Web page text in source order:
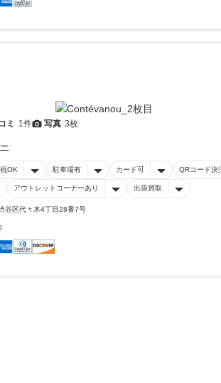
ミ 1件 写真 3枚
OK 駐車場有 カード可 QRコード決
アウトレットコーナーあり 出張買取
谷区代々木4丁目28番7号